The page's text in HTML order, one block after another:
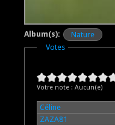
Album(s):
Nature
Masquer
Votes
Votre note : Aucun(e)
Céline
ZAZA81